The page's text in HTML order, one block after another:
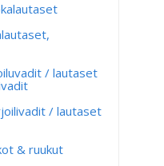
/ lautaset
/ lautaset
& ruukut